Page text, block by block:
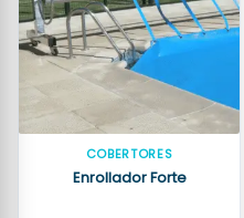
COBERTORES
Enrollador Forte